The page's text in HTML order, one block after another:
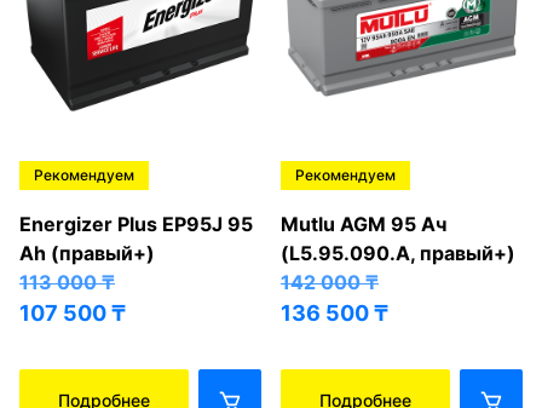
Рекомендуем
Energizer Plus EP95J 95
Ah (правый+)
113 000₸
107 500₸
Подробнее
Рекомендуем
Mutlu AGM 95 Ач
(L5.95.090.A, правый+)
142 000₸
136 500₸
Подробнее